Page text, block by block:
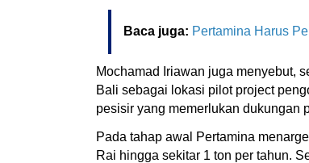
Baca juga: Pertamina Harus
Mochamad Iriawan juga menyebut,
Bali sebagai lokasi pilot project
pesisir yang memerlukan dukungan
Pada tahap awal Pertamina
Rai hingga sekitar 1 ton per tahun.